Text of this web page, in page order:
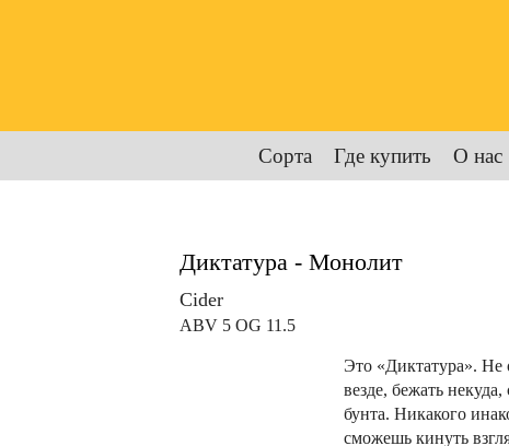
Сорта Где купить О нас
Диктатура - Монолит
Cider
ABV 5 OG 11.5
Это «Диктатура». Не
везде, бежать
бунта. Никакого
сможешь кинуть